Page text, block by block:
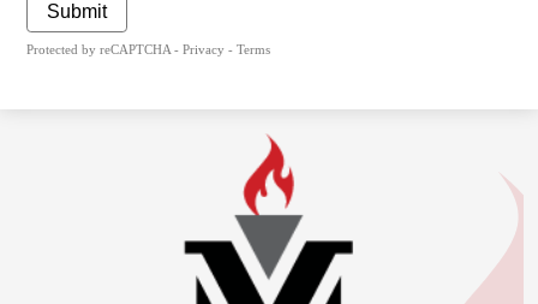
Submit
Protected by reCAPTCHA -Privacy -Terms
Medina
Valley
Independent
School
District